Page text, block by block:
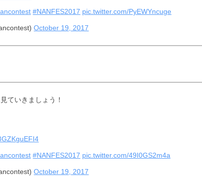
#NANFES2017 pic.twitter.com/PyEWYncuge
October 19, 2017
ていきましょう！
#NANFES2017 pic.twitter.com/49I0GS2m4a
October 19, 2017